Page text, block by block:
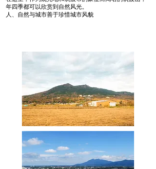
年四季都可以欣赏到自然风光。
人、自然与城市善于珍惜城市风貌